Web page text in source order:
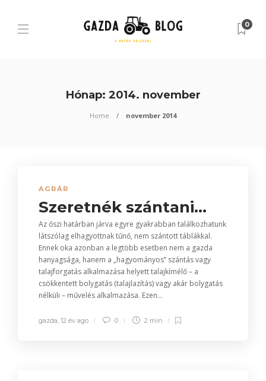
0
Hónap: 2014. november
Home november 2014
AGRÁR
Szeretnék szántani…
Az őszi határban járva egyre gyakrabban találkozhatunk
látszólag elhagyottnak tűnő, nem szántott táblákkal.
Ennek oka azonban a legtöbb esetben nem a gazda
hanyagsága, hanem a „hagyományos” szántás vagy
talajforgatás alkalmazása helyett talajkímélő – a
csökkentett bolygatás (talajlazítás) vagy akár bolygatás
nélküli – művelés alkalmazása. Ezen...
gazda, 12 év ago 0 2 min